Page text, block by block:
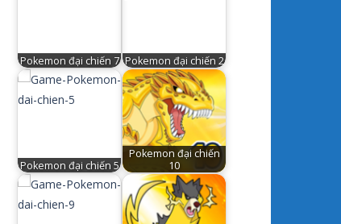
Pokemon đại chiến 7 Pokemon đại chiến 2
Pokemon đại chiến 5
Pokemon đại chiến
10